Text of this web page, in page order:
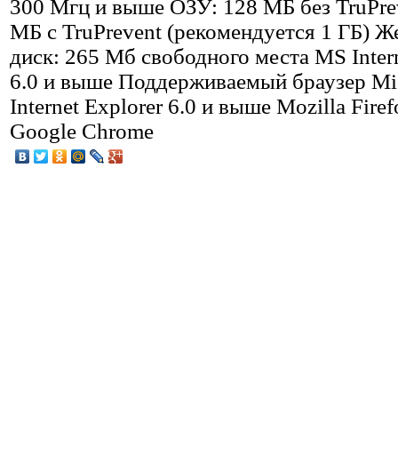
300 Мгц и выше ОЗУ: 128 MБ без
MБ с TruPrevent (рекомендуется 1 ГБ)
диск: 265 Мб свободного места MS
6.0 и выше Поддерживаемый браузер
Internet Explorer 6.0 и выше Mozilla
Google Chrome